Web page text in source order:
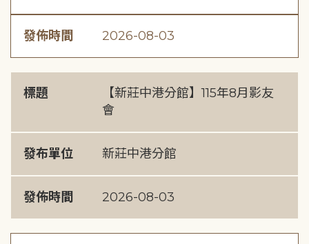
發佈時間 2026-08-03
標題
【新莊中港分館】115年8月影友
會
發布單位 新莊中港分館
發佈時間 2026-08-03